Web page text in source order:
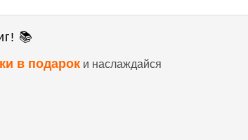
📚
в подарок и наслаждайся